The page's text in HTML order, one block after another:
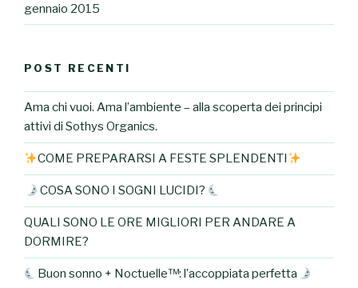
gennaio 2015
POST RECENTI
Ama chi vuoi. Ama l’ambiente – alla scoperta dei principi
attivi di Sothys Organics.
COME PREPARARSI A FESTE SPLENDENTI
COSA SONO I SOGNI LUCIDI?
QUALI SONO LE ORE MIGLIORI PER ANDARE A
DORMIRE?
Buon sonno + Noctuelle™: l’accoppiata perfetta